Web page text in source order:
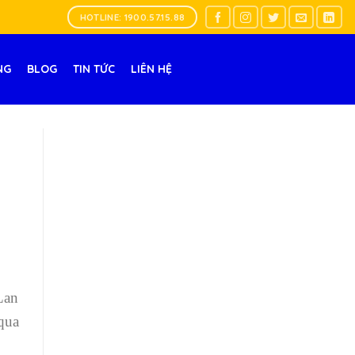
HOTLINE: 1900.57.15.88
BLOG TIN TỨC LIÊN HỆ